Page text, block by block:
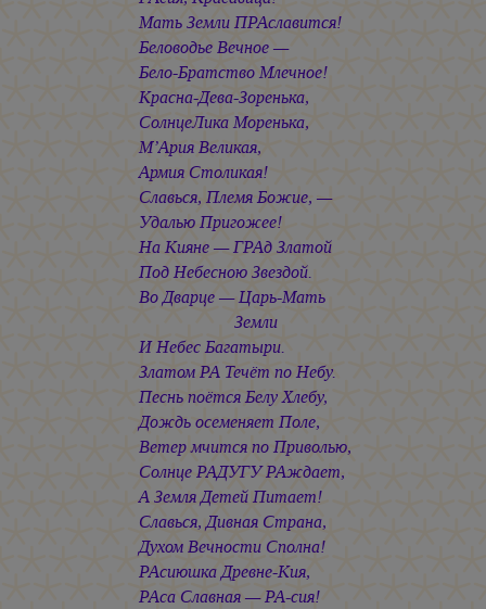
Мать Земли ПРАславится!
Беловодье Вечное —
Бело-Братство Млечное!
Красна-Дева-Зоренька,
СолнцеЛика Моренька,
М’Ария Великая,
Армия Столикая!
Славься, Племя Божие, —
Удалью Пригожее!
На Кияне — ГРАд Златой
Под Небесною Звездой.
Во Дварце — Царь-Мать
Земли
И Небес Багатыри.
Златом РА Течёт по Небу.
Песнь поётся Белу Хлебу,
Дождь осеменяет Поле,
Ветер мчится по Приволью,
Солнце РАДУГУ РАждает,
А Земля Детей Питает!
Славься, Дивная Страна,
Духом Вечности Сполна!
РАсиюшка Древне-Кия,
РАса Славная — РА-сия!